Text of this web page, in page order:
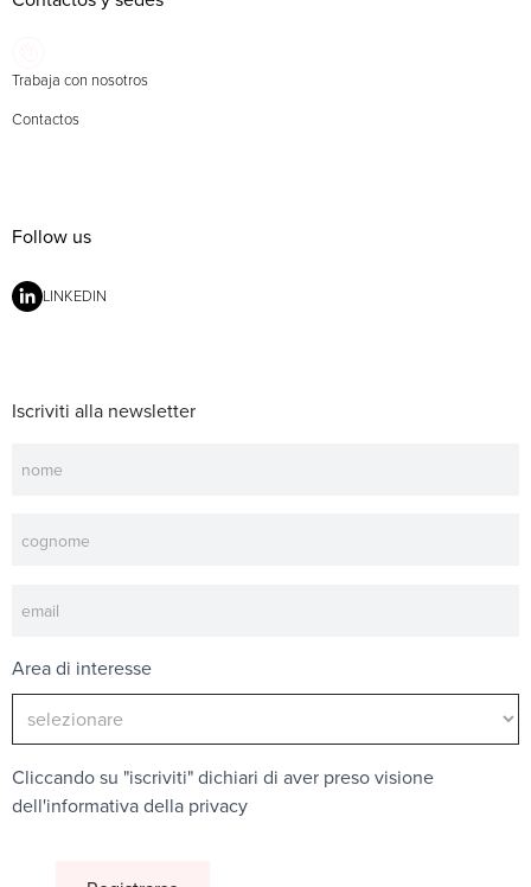
Trabaja con nosotros
Contactos
Follow us
LINKEDIN
Iscriviti alla newsletter
Area di interesse
Cliccando su "iscriviti" dichiari di aver preso visione
dell'informativa della privacy